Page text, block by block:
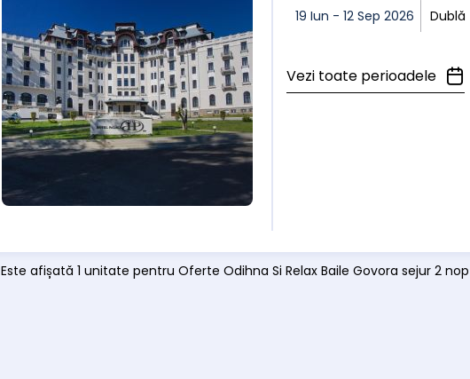
19 Iun - 12 Sep 2026
Vezi toate perioadele
Este afișată 1 unitate pentru Oferte Odihna Si Relax Baile Govora sejur 2